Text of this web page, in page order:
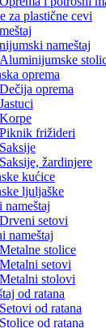
za plastične cevi
nameštaj
Aluminijumske
oprema
Dečija oprema
Jastuci
Korpe
Piknik frižideri
Saksije
Saksije, žardinjere
kućice
ljuljaške
nameštaj
Drveni setovi
nameštaj
Metalne stolice
Metalni setovi
Metalni stolovi
od ratana
Setovi od ratana
Stolice od ratana